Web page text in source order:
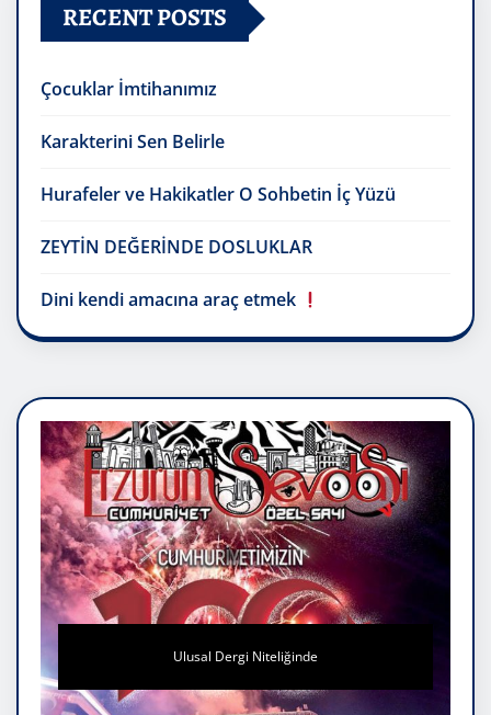
RECENT POSTS
Çocuklar İmtihanımız
Karakterini Sen Belirle
Hurafeler ve Hakikatler O Sohbetin İç Yüzü
ZEYTİN DEĞERİNDE DOSLUKLAR
Dini kendi amacına araç etmek
Ulusal Dergi Niteliğinde